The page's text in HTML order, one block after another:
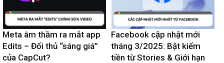
Meta âm thầm ra mắt app
Edits – Đối thủ “sáng giá”
của CapCut?
Facebook cập nhật mới
tháng 3/2025: Bật kiếm
tiền từ Stories & Giới hạn